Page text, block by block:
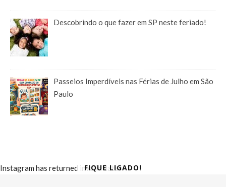
Descobrindo o que fazer em SP neste feriado!
Passeios Imperdíveis nas Férias de Julho em São
Paulo
FIQUE LIGADO!
Instagram has returned invalid data.